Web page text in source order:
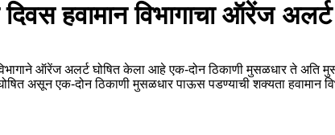
हवामान विभागाचा ऑरेंज अलर्ट
ऑरेंज अलर्ट घोषित केला आहे एक-दोन ठिकाणी मुसळधार ते अति
असून एक-दोन ठिकाणी मुसळधार पाऊस पडण्याची शक्यता हवामान